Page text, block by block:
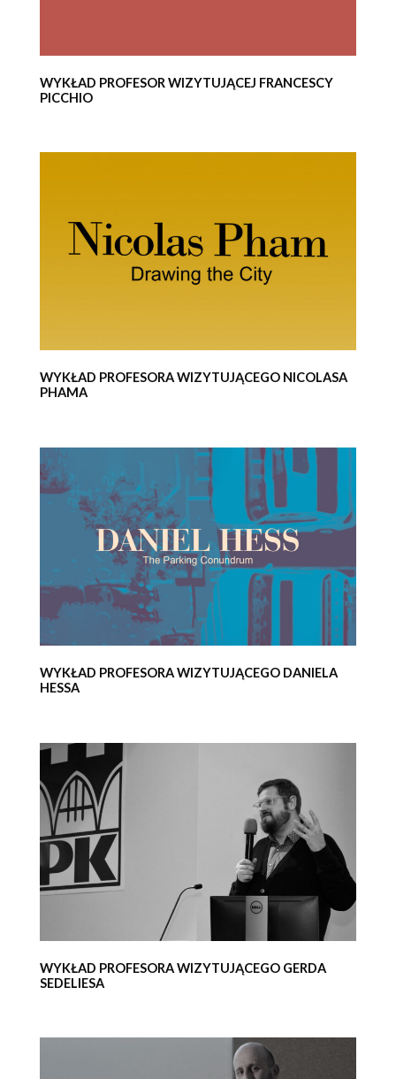
WYKŁAD PROFESOR WIZYTUJĄCEJ FRANCESCY
PICCHIO
WYKŁAD PROFESORA WIZYTUJĄCEGO NICOLASA
PHAMA
WYKŁAD PROFESORA WIZYTUJĄCEGO DANIELA
HESSA
WYKŁAD PROFESORA WIZYTUJĄCEGO GERDA
SEDELIESA